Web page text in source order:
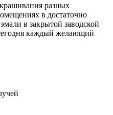
разных
в достаточно
в закрытой заводской
каждый желающий